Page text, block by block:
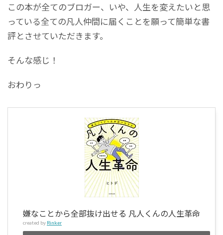
この本が全てのブロガー、いや、人生を変えたいと思
っている全ての凡人仲間に届くことを願って簡単な書
評とさせていただきます。
そんな感じ！
おわりっ
嫌なことから全部抜け出せる 凡人くんの人生革命
created by Rinker